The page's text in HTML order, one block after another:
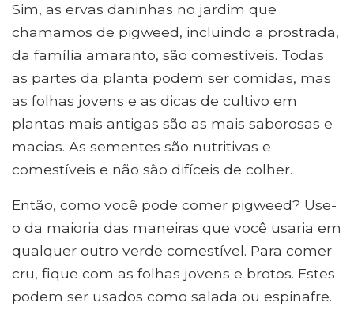
Sim, as ervas daninhas no jardim que
chamamos de pigweed, incluindo a prostrada,
da família amaranto, são comestíveis. Todas
as partes da planta podem ser comidas, mas
as folhas jovens e as dicas de cultivo em
plantas mais antigas são as mais saborosas e
macias. As sementes são nutritivas e
comestíveis e não são difíceis de colher.
Então, como você pode comer pigweed? Use-
o da maioria das maneiras que você usaria em
qualquer outro verde comestível. Para comer
cru, fique com as folhas jovens e brotos. Estes
podem ser usados ​​como salada ou espinafre.